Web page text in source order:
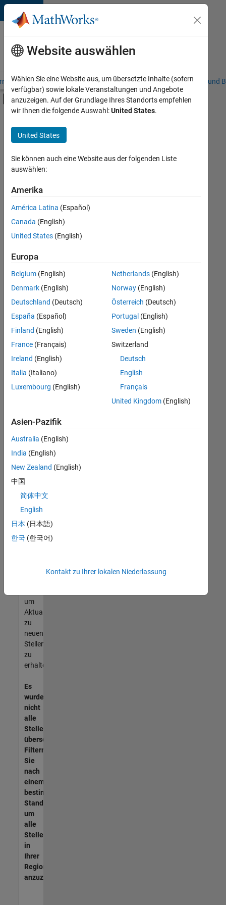
Weiter zum Inhalt
Karriere
bei
MathWorks
– Übersicht Stellensuche Niederlassungen Studierende und
Umschaltung für Off-Canvas-
Hauptinhalt
Customer Support
Education Sales
Sales Operations
Marketing Services
Business Model Team
Finance and Operations
Human Resources
Legal
+8
Derzeit
es
keine
offenen
Stellen,
Ihren
Suchkriterien
entsprechen.
können
die
Suchkriterien
weiter
fassen
oder
alle
Stellenangebote
anzeigen .
noch
keine
offenen
Stellen
können,
die
Ihren
entsprechen,
werden
unseres
um
Aktualisierungen
zu
neuen
Stellenangeboten
zu
erhalten.
Es
wurden
nicht
alle
Stellen
übersetzt.
Filtern
Sie
nach
einem
bestimmten
Standort,
um
alle
Stellenangebote
in
Ihrer
Region
anzuzeigen.
Website auswählen
Wählen Sie eine Website aus, um übersetzte Inhalte (sofern
verfügbar) sowie lokale Veranstaltungen und Angebote
anzuzeigen. Auf der Grundlage Ihres Standorts empfehlen
wir Ihnen die folgende Auswahl:United States.
United States
Sie können auch eine Website aus der folgenden Liste
auswählen:
Amerika
América Latina (Español)
Canada (English)
United States (English)
Europa
Belgium (English)
Denmark (English)
Deutschland (Deutsch)
España (Español)
Finland (English)
France (Français)
Ireland (English)
Italia (Italiano)
Luxembourg (English)
Netherlands(English)
Norway(English)
Österreich (Deutsch)
Portugal (English)
Sweden (English)
Switzerland
Deutsch
English
Français
United Kingdom(English)
Asien-Pazifik
Australia (English)
India (English)
New Zealand (English)
中国
简体中文
English
日本 (日本語)
한국 (한국어)
Kontakt zu Ihrer lokalen Niederlassung